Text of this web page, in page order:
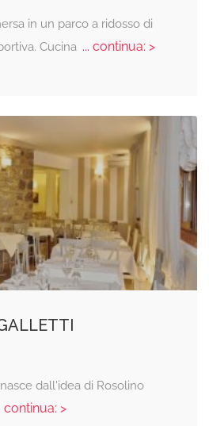
in un parco a ridosso di
Cucina ... continua: >
dall'idea di Rosolino
>